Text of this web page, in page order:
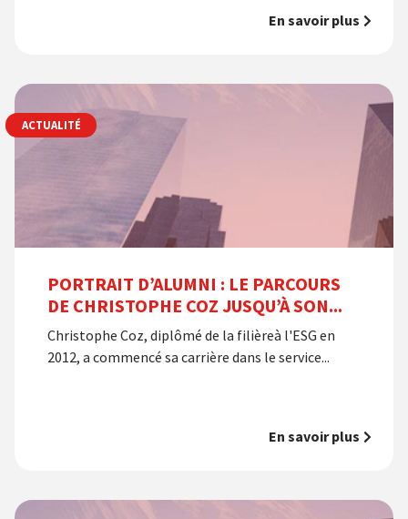
En savoir plus
PORTRAIT D’ALUMNI : LE PARCOURS
DE CHRISTOPHE COZ JUSQU’À SON...
Christophe Coz, diplômé de la filièreà l'ESG en
2012, a commencé sa carrière dans le service...
En savoir plus
ACTUALITÉ